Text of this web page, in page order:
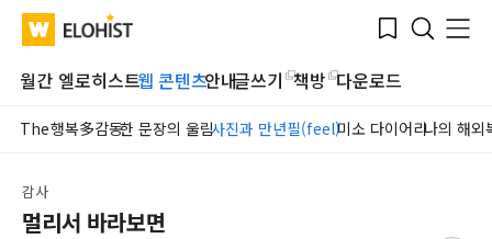
WATV Elohist-
Home
Bookmark
Search
Menu
월간 엘로히스트웹 콘텐츠안내글쓰기 책방 다운로드
The행복多감동한 문장의 울림사진과 만년필(feel)미소 다이어리나의 해외
Submit
감사
멀리서 바라보면